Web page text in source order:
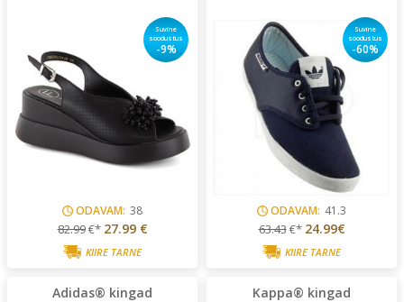
Suvine
soodustus
-9%
ODAVAM: 38
82.99€* 27.99 €
KIIRE TARNE
Suvine
soodustus
-60%
ODAVAM: 41.3
63.43€* 24.99€
KIIRE TARNE
Adidas® kingad Kappa® kingad